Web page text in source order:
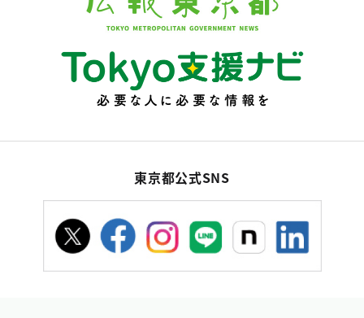
東京都公式SNS